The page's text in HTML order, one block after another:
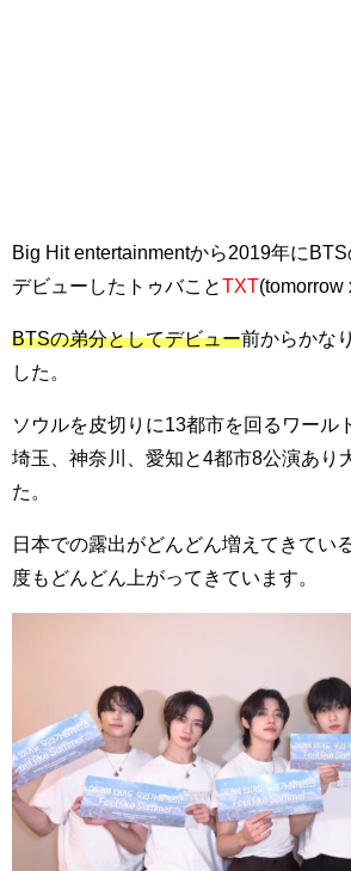
Big Hit entertainmentから2019年に
デビューしたトゥバことTXT(tomorrow
BTSの弟分としてデビュー前からかな
した。
ソウルを皮切りに13都市を回るワール
埼玉、神奈川、愛知と4都市8公演あり
た。
日本での露出がどんどん増えてきてい
度もどんどん上がってきています。